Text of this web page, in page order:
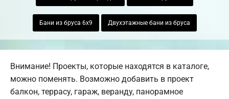
Бани из бруса 6х9 Двухэтажные бани из бруса
Внимание! Проекты, которые находятся в каталоге,
можно поменять. Возможно добавить в проект
балкон, террасу, гараж, веранду, панорамное